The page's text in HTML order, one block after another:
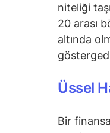
niteliği
20 arası
altında
Üssel
Bir